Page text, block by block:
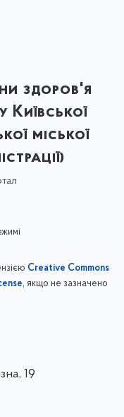
здоров'я
Київської
міської
Creative Commons
, якщо не зазначено
19